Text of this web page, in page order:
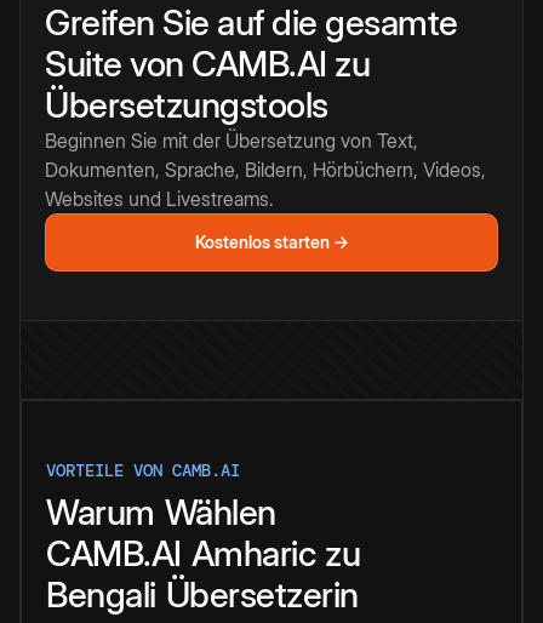
Greifen Sie auf die gesamte
Suite von CAMB.AI zu
Übersetzungstools
Beginnen Sie mit der Übersetzung von Text,
Dokumenten, Sprache, Bildern, Hörbüchern, Videos,
Websites und Livestreams.
Kostenlos starten →
VORTEILE VON CAMB.AI
Warum Wählen
CAMB.AI Amharic zu
Bengali Übersetzerin